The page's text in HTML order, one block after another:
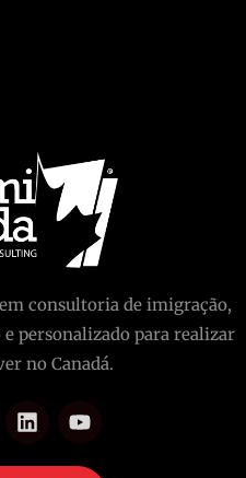
consultoria de imigração,
personalizado para realizar
no Canadá.